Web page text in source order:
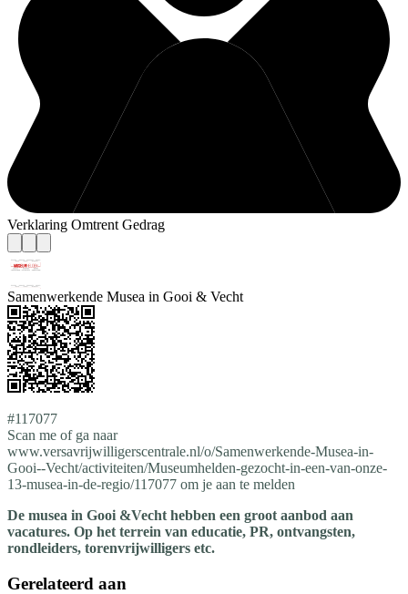
Verklaring Omtrent Gedrag
Samenwerkende Musea in Gooi & Vecht
#117077
Scan me of ga naar
www.versavrijwilligerscentrale.nl/o/Samenwerkende-Musea-in-
Gooi--Vecht/activiteiten/Museumhelden-gezocht-in-een-van-onze-
13-musea-in-de-regio/117077 om je aan te melden
De musea in Gooi &Vecht hebben een groot aanbod aan
vacatures. Op het terrein van educatie, PR, ontvangsten,
rondleiders, torenvrijwilligers etc.
Gerelateerd aan